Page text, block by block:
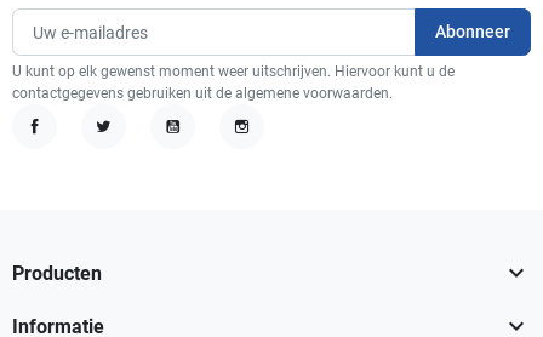
U kunt op elk gewenst moment weer uitschrijven. Hiervoor kunt u de
contactgegevens gebruiken uit de algemene voorwaarden.
Producten 
Informatie 